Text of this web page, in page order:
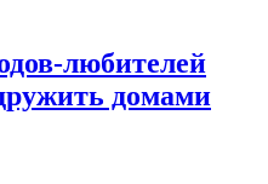
любителей
домами